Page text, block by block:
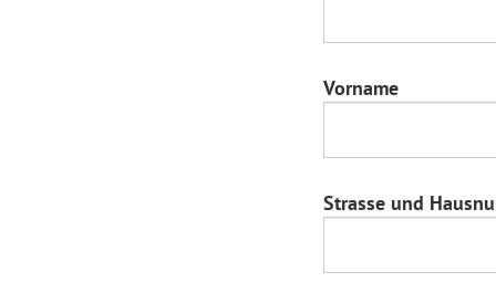
Vorname
Strasse und